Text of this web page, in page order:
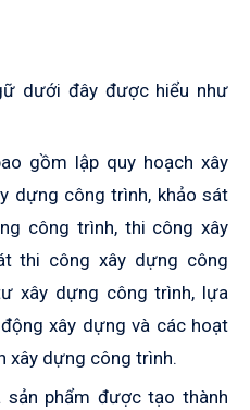
dưới đây được hiểu như
gồm lập quy hoạch xây
dựng công trình, khảo sát
công trình, thi công xây
thi công xây dựng công
xây dựng công trình, lựa
xây dựng và các hoạt
xây dựng công trình.
phẩm được tạo thành